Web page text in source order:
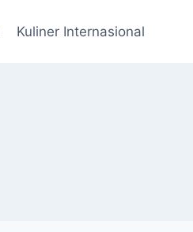
Kuliner Internasional